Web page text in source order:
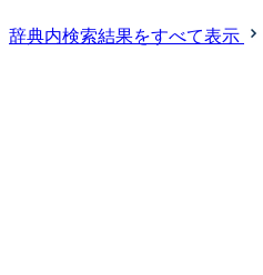
辞典内検索結果をすべて表示